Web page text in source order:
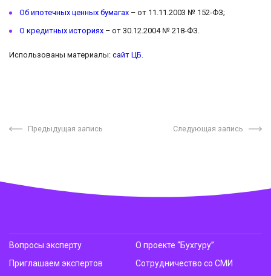
Об ипотечных ценных бумагах – от 11.11.2003 № 152-ФЗ;
О кредитных историях – от 30.12.2004 № 218-ФЗ.
Использованы материалы: сайт ЦБ.
Предыдущая запись Следующая запись
Вопросы эксперту
Приглашаем экспертов
О проекте “Бухгуру”
Сотрудничество со СМИ